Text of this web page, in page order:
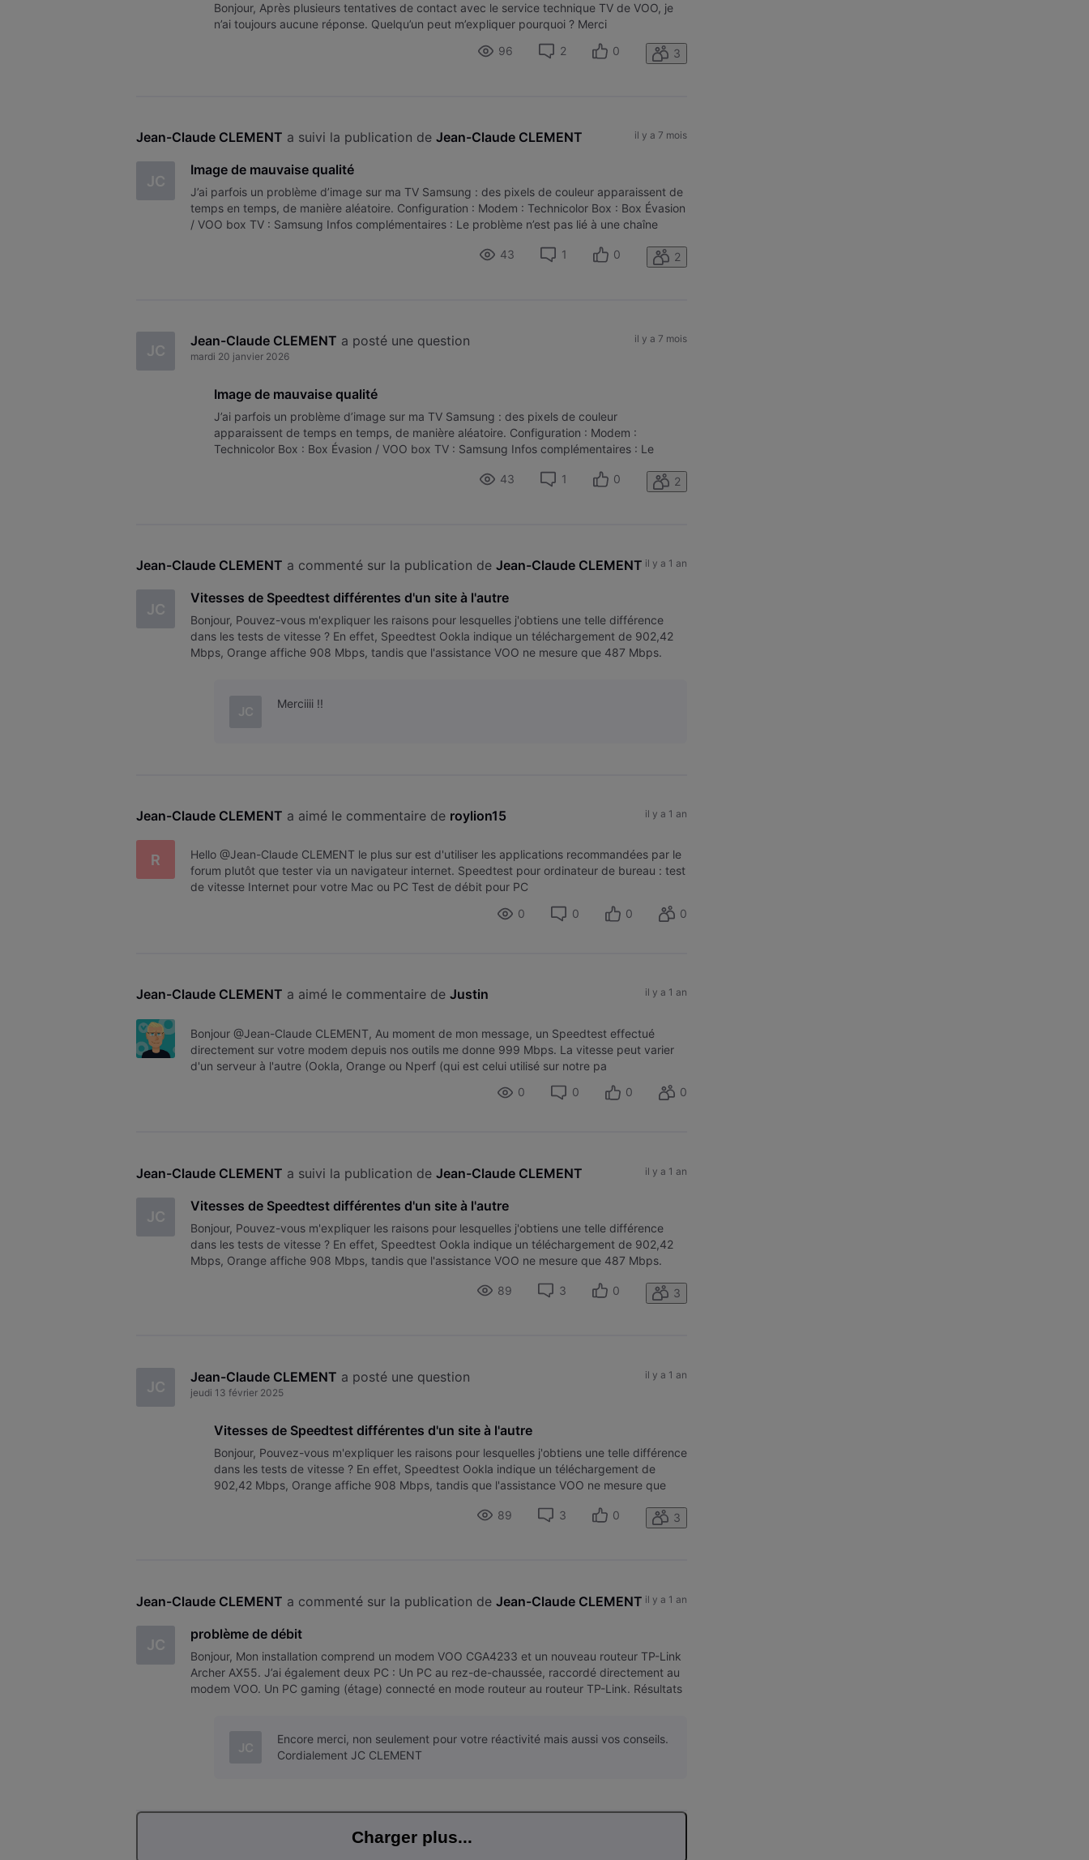
Bonjour, Après plusieurs tentatives de contact avec le service technique TV de VOO, je
n’ai toujours aucune réponse. Quelqu’un peut m’expliquer pourquoi ? Merci
96
2 0 3
Jean-Claude CLEMENT a suivi la publication de Jean-Claude CLEMENT il y a 7 mois
JC
Image de mauvaise qualité
J’ai parfois un problème d’image sur ma TV Samsung : des pixels de couleur apparaissent de
temps en temps, de manière aléatoire. Configuration : Modem : Technicolor Box : Box Évasion
/ VOO box TV : Samsung Infos complémentaires : Le problème n’est pas lié à une chaîne
43
1 0 2
JC
Jean-Claude CLEMENT a posté une question
mardi 20 janvier 2026
il y a 7 mois
Image de mauvaise qualité
J’ai parfois un problème d’image sur ma TV Samsung : des pixels de couleur
apparaissent de temps en temps, de manière aléatoire. Configuration : Modem :
Technicolor Box : Box Évasion / VOO box TV : Samsung Infos complémentaires : Le
43
1 0 2
Jean-Claude CLEMENT a commenté sur la publication de Jean-Claude CLEMENT il y a 1 an
JC
Vitesses de Speedtest différentes d'un site à l'autre
Bonjour, Pouvez-vous m'expliquer les raisons pour lesquelles j'obtiens une telle différence
dans les tests de vitesse ? En effet, Speedtest Ookla indique un téléchargement de 902,42
Mbps, Orange affiche 908 Mbps, tandis que l'assistance VOO ne mesure que 487 Mbps.
JC
Merciiii !!
Jean-Claude CLEMENT a aimé le commentaire de roylion15 il y a 1 an
R
Hello @Jean-Claude CLEMENT le plus sur est d'utiliser les applications recommandées par le
forum plutôt que tester via un navigateur internet. Speedtest pour ordinateur de bureau : test
de vitesse Internet pour votre Mac ou PC Test de débit pour PC
0
0 0 0
Jean-Claude CLEMENT a aimé le commentaire de Justin il y a 1 an
Bonjour @Jean-Claude CLEMENT, Au moment de mon message, un Speedtest effectué
directement sur votre modem depuis nos outils me donne 999 Mbps. La vitesse peut varier
d'un serveur à l'autre (Ookla, Orange ou Nperf (qui est celui utilisé sur notre pa
0
0 0 0
Jean-Claude CLEMENT a suivi la publication de Jean-Claude CLEMENT il y a 1 an
JC
Vitesses de Speedtest différentes d'un site à l'autre
Bonjour, Pouvez-vous m'expliquer les raisons pour lesquelles j'obtiens une telle différence
dans les tests de vitesse ? En effet, Speedtest Ookla indique un téléchargement de 902,42
Mbps, Orange affiche 908 Mbps, tandis que l'assistance VOO ne mesure que 487 Mbps.
89
3 0 3
JC
Jean-Claude CLEMENT a posté une question
jeudi 13 février 2025
il y a 1 an
Vitesses de Speedtest différentes d'un site à l'autre
Bonjour, Pouvez-vous m'expliquer les raisons pour lesquelles j'obtiens une telle différence
dans les tests de vitesse ? En effet, Speedtest Ookla indique un téléchargement de
902,42 Mbps, Orange affiche 908 Mbps, tandis que l'assistance VOO ne mesure que
89
3 0 3
Jean-Claude CLEMENT a commenté sur la publication de Jean-Claude CLEMENT il y a 1 an
JC
problème de débit
Bonjour, Mon installation comprend un modem VOO CGA4233 et un nouveau routeur TP-Link
Archer AX55. J’ai également deux PC : Un PC au rez-de-chaussée, raccordé directement au
modem VOO. Un PC gaming (étage) connecté en mode routeur au routeur TP-Link. Résultats
JC
Encore merci, non seulement pour votre réactivité mais aussi vos conseils.
Cordialement JC CLEMENT
Charger plus...